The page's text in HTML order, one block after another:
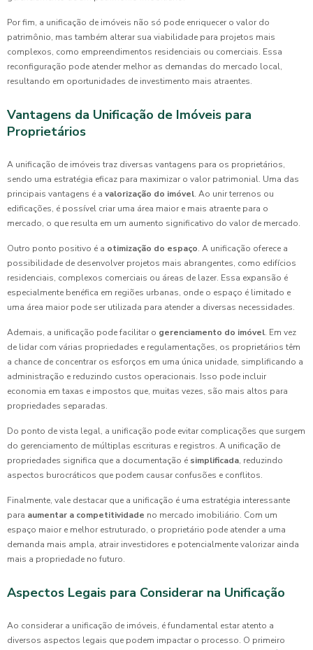
Por fim, a unificação de imóveis não só pode enriquecer o valor do
patrimônio, mas também alterar sua viabilidade para projetos mais
complexos, como empreendimentos residenciais ou comerciais. Essa
reconfiguração pode atender melhor as demandas do mercado local,
resultando em oportunidades de investimento mais atraentes.
Vantagens da Unificação de Imóveis para
Proprietários
A unificação de imóveis traz diversas vantagens para os proprietários,
sendo uma estratégia eficaz para maximizar o valor patrimonial. Uma das
principais vantagens é a valorização do imóvel. Ao unir terrenos ou
edificações, é possível criar uma área maior e mais atraente para o
mercado, o que resulta em um aumento significativo do valor de mercado.
Outro ponto positivo é a otimização do espaço. A unificação oferece a
possibilidade de desenvolver projetos mais abrangentes, como edifícios
residenciais, complexos comerciais ou áreas de lazer. Essa expansão é
especialmente benéfica em regiões urbanas, onde o espaço é limitado e
uma área maior pode ser utilizada para atender a diversas necessidades.
Ademais, a unificação pode facilitar o gerenciamento do imóvel. Em vez
de lidar com várias propriedades e regulamentações, os proprietários têm
a chance de concentrar os esforços em uma única unidade, simplificando a
administração e reduzindo custos operacionais. Isso pode incluir
economia em taxas e impostos que, muitas vezes, são mais altos para
propriedades separadas.
Do ponto de vista legal, a unificação pode evitar complicações que surgem
do gerenciamento de múltiplas escrituras e registros. A unificação de
propriedades significa que a documentação é simplificada, reduzindo
aspectos burocráticos que podem causar confusões e conflitos.
Finalmente, vale destacar que a unificação é uma estratégia interessante
para aumentar a competitividade no mercado imobiliário. Com um
espaço maior e melhor estruturado, o proprietário pode atender a uma
demanda mais ampla, atrair investidores e potencialmente valorizar ainda
mais a propriedade no futuro.
Aspectos Legais para Considerar na Unificação
Ao considerar a unificação de imóveis, é fundamental estar atento a
diversos aspectos legais que podem impactar o processo. O primeiro